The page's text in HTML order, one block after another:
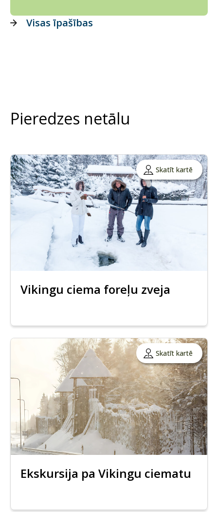
Visas īpašības
Pieredzes netālu
Skatīt kartē
Vikingu ciema foreļu zveja
Skatīt kartē
Ekskursija pa Vikingu ciematu